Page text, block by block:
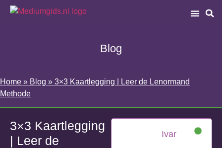
Blog
Home » Blog » 3×3 Kaartlegging | Leer de Lenormand
Methode
3×3 Kaartlegging
| Leer de
Ivar